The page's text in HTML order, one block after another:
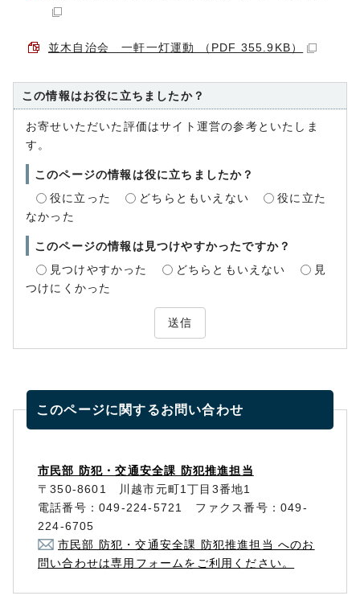
並木自治会 一軒一灯運動 （PDF 355.9KB）
この情報はお役に立ちましたか？
お寄せいただいた評価はサイト運営の参考といたしま
す。
このページの情報は役に立ちましたか？
役に立った
どちらともいえない
役に立た
なかった
このページの情報は見つけやすかったですか？
見つけやすかった
どちらともいえない
見
つけにくかった
送信
このページに関するお問い合わせ
市民部 防犯・交通安全課 防犯推進担当
〒350-8601 川越市元町1丁目3番地1
電話番号：049-224-5721 ファクス番号：049-
224-6705
市民部 防犯・交通安全課 防犯推進担当 へのお
問い合わせは専用フォームをご利用ください。